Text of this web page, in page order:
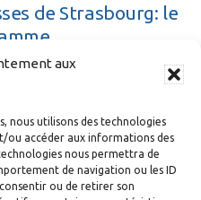
aux
nous utilisons des technologies
ou accéder aux informations des
nous permettra de
de navigation ou les ID
ou de retirer son
de Strasbourg: le